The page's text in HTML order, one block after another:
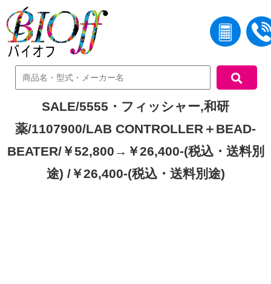
中古機器検索
SALE/5555・フィッシャー,和研
薬/1107900/LAB CONTROLLER＋BEAD-
BEATER/￥52,800→￥26,400-(税込・送料別
途) /￥26,400-(税込・送料別途)